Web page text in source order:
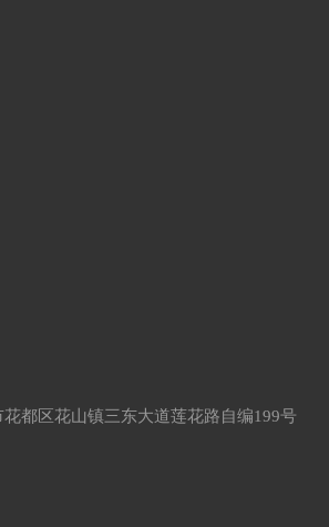
店设备及用品展览会（12月16日至18日）我
都区花山镇三东大道莲花路自编199号